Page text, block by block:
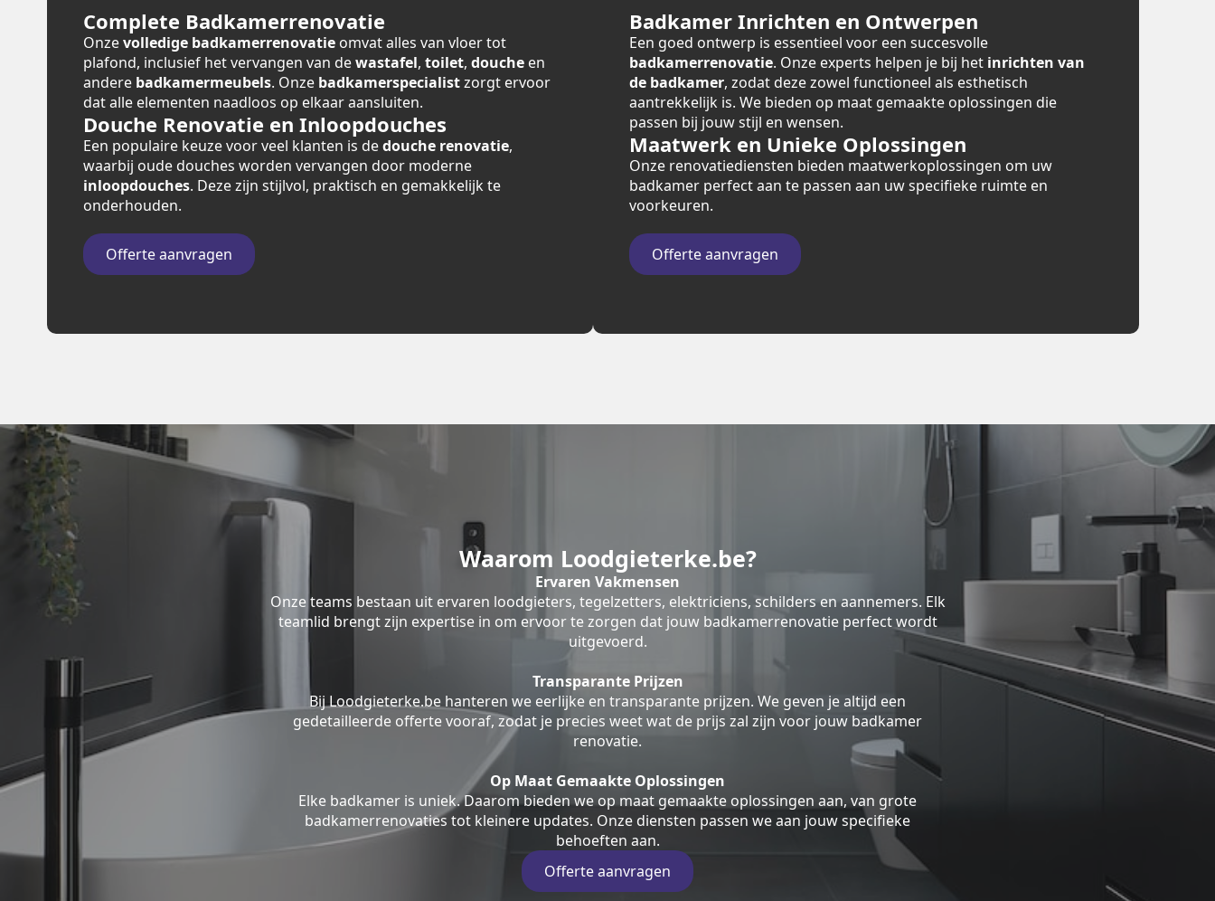
Complete Badkamerrenovatie
Onzevolledige badkamerrenovatie omvat alles van vloer tot
plafond, inclusief het vervangen van dewastafel, toilet, douche en
andere badkamermeubels. Onze badkamerspecialistzorgt ervoor
dat alle elementen naadloos op elkaar aansluiten.
Douche Renovatie en Inloopdouches
Een populaire keuze voor veel klanten is dedouche renovatie,
waarbij oude douches worden vervangen door moderne
inloopdouches. Deze zijn stijlvol, praktisch en gemakkelijk te
onderhouden.
Offerte aanvragen
Badkamer Inrichten en Ontwerpen
Een goed ontwerp is essentieel voor een succesvolle
badkamerrenovatie. Onze experts helpen je bij het inrichten van
de badkamer, zodat deze zowel functioneel als esthetisch
aantrekkelijk is. We bieden op maat gemaakte oplossingen die
passen bij jouw stijl en wensen.
Maatwerk en Unieke Oplossingen
Onze renovatiediensten bieden maatwerkoplossingen om uw
badkamer perfect aan te passen aan uw specifieke ruimte en
voorkeuren.
Offerte aanvragen
Waarom Loodgieterke.be?
Ervaren Vakmensen
Onze teams bestaan uit ervaren loodgieters, tegelzetters, elektriciens, schilders en aannemers. Elk
teamlid brengt zijn expertise in om ervoor te zorgen dat jouw badkamerrenovatie perfect wordt
uitgevoerd.
Transparante Prijzen
Bij Loodgieterke.be hanteren we eerlijke en transparante prijzen. We geven je altijd een
gedetailleerde offerte vooraf, zodat je precies weet wat de prijs zal zijn voor jouw badkamer
renovatie.
Op Maat Gemaakte Oplossingen
Elke badkamer is uniek. Daarom bieden we op maat gemaakte oplossingen aan, van grote
badkamerrenovaties tot kleinere updates. Onze diensten passen we aan jouw specifieke
behoeften aan.
Offerte aanvragen